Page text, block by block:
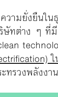
มยั่งยืนใน
ต่าง ๆ ที่มีส่
ทรวงพลังงา